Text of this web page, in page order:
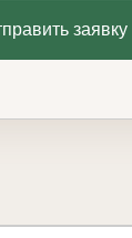
заявку